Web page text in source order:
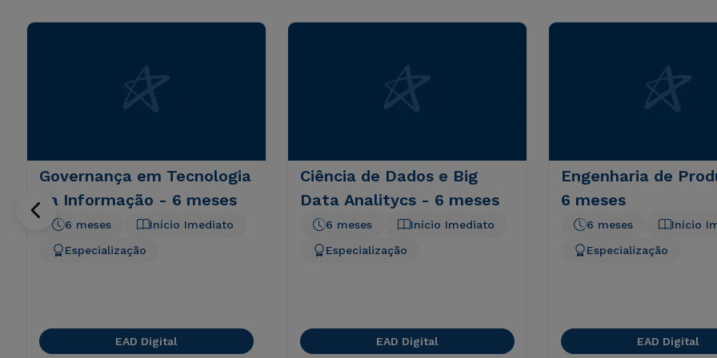
Governança em Tecnologia
da Informação - 6 meses
Início Imediato
6 meses
Especialização
EAD Digital
Ciência de Dados e Big
Data Analitycs - 6 meses
Início Imediato
6 meses
Especialização
EAD Digital
Engenharia de
6 meses
Início
6 meses
Especialização
EAD Digital